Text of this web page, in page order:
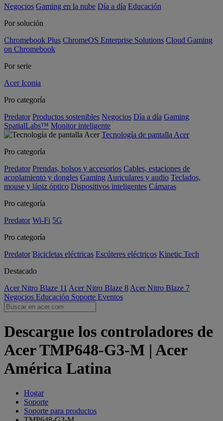
Negocios Gaming en la nube Día a día Educación
Por solución
Chromebook Plus ChromeOS Enterprise Solutions Cloud Gaming
on Chromebook
Por serie
Acer Iconia
Pro categoría
Predator Productos sostenibles Negocios Día a día Gaming
SpatialLabs™ Monitor inteligente
Tecnología de pantalla Acer
Pro categoría
Predator Prendas, bolsos y accesorios Cables, estaciones de
acoplamiento y dongles Gaming Auriculares y audio Teclados,
mouse y lápiz óptico Dispositivos inteligentes Cámaras
Pro categoría
Predator Wi-Fi 5G
Pro categoría
Predator Bicicletas eléctricas Escúteres eléctricos Kinetic Tech
Destacado
Acer Nitro Blaze 11 Acer Nitro Blaze 8 Acer Nitro Blaze 7
Negocios Educación Soporte Eventos
Descargue los controladores de
Acer TMP648-G3-M | Acer
América Latina
Hogar
Soporte
Soporte para productos